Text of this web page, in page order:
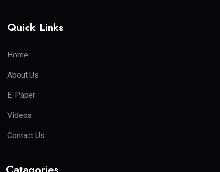
Quick Links
Home
About Us
E-Paper
Videos
Contact Us